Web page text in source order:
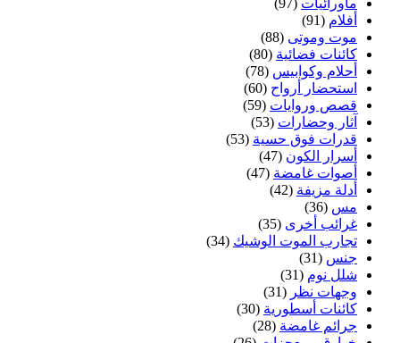
(91)
موت وموتى (88)
كائنات فضائية (80)
أحلام وكوابيس (78)
استحضار أرواح (60)
قصص وروايات (59)
آثار وحضارات (53)
قدرات فوق حسية (53)
أسرار الكون
أصوات غامضة (47)
أدلة مزيفة
(36)
غرائب أخرى (35)
تجارب الموت الوشيك (34)
جنس
شلل نوم (31)
وجهات نظر (31)
كائنات أسطورية (30)
جرائم غامضة (28)